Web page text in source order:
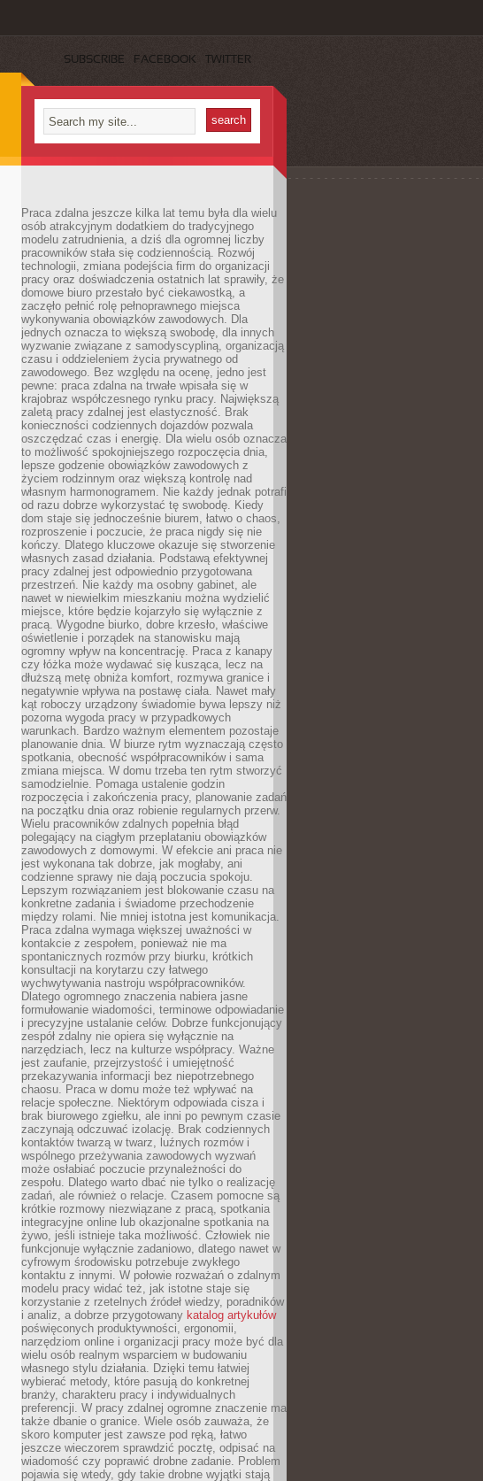
SUBSCRIBE FACEBOOK TWITTER
Praca zdalna jeszcze kilka lat temu była dla wielu
osób atrakcyjnym dodatkiem do tradycyjnego
modelu zatrudnienia, a dziś dla ogromnej liczby
pracowników stała się codziennością. Rozwój
technologii, zmiana podejścia firm do organizacji
pracy oraz doświadczenia ostatnich lat sprawiły, że
domowe biuro przestało być ciekawostką, a
zaczęło pełnić rolę pełnoprawnego miejsca
wykonywania obowiązków zawodowych. Dla
jednych oznacza to większą swobodę, dla innych
wyzwanie związane z samodyscypliną, organizacją
czasu i oddzieleniem życia prywatnego od
zawodowego. Bez względu na ocenę, jedno jest
pewne: praca zdalna na trwałe wpisała się w
krajobraz współczesnego rynku pracy. Największą
zaletą pracy zdalnej jest elastyczność. Brak
konieczności codziennych dojazdów pozwala
oszczędzać czas i energię. Dla wielu osób oznacza
to możliwość spokojniejszego rozpoczęcia dnia,
lepsze godzenie obowiązków zawodowych z
życiem rodzinnym oraz większą kontrolę nad
własnym harmonogramem. Nie każdy jednak potrafi
od razu dobrze wykorzystać tę swobodę. Kiedy
dom staje się jednocześnie biurem, łatwo o chaos,
rozproszenie i poczucie, że praca nigdy się nie
kończy. Dlatego kluczowe okazuje się stworzenie
własnych zasad działania. Podstawą efektywnej
pracy zdalnej jest odpowiednio przygotowana
przestrzeń. Nie każdy ma osobny gabinet, ale
nawet w niewielkim mieszkaniu można wydzielić
miejsce, które będzie kojarzyło się wyłącznie z
pracą. Wygodne biurko, dobre krzesło, właściwe
oświetlenie i porządek na stanowisku mają
ogromny wpływ na koncentrację. Praca z kanapy
czy łóżka może wydawać się kusząca, lecz na
dłuższą metę obniża komfort, rozmywa granice i
negatywnie wpływa na postawę ciała. Nawet mały
kąt roboczy urządzony świadomie bywa lepszy niż
pozorna wygoda pracy w przypadkowych
warunkach. Bardzo ważnym elementem pozostaje
planowanie dnia. W biurze rytm wyznaczają często
spotkania, obecność współpracowników i sama
zmiana miejsca. W domu trzeba ten rytm stworzyć
samodzielnie. Pomaga ustalenie godzin
rozpoczęcia i zakończenia pracy, planowanie zadań
na początku dnia oraz robienie regularnych przerw.
Wielu pracowników zdalnych popełnia błąd
polegający na ciągłym przeplataniu obowiązków
zawodowych z domowymi. W efekcie ani praca nie
jest wykonana tak dobrze, jak mogłaby, ani
codzienne sprawy nie dają poczucia spokoju.
Lepszym rozwiązaniem jest blokowanie czasu na
konkretne zadania i świadome przechodzenie
między rolami. Nie mniej istotna jest komunikacja.
Praca zdalna wymaga większej uważności w
kontakcie z zespołem, ponieważ nie ma
spontanicznych rozmów przy biurku, krótkich
konsultacji na korytarzu czy łatwego
wychwytywania nastroju współpracowników.
Dlatego ogromnego znaczenia nabiera jasne
formułowanie wiadomości, terminowe odpowiadanie
i precyzyjne ustalanie celów. Dobrze funkcjonujący
zespół zdalny nie opiera się wyłącznie na
narzędziach, lecz na kulturze współpracy. Ważne
jest zaufanie, przejrzystość i umiejętność
przekazywania informacji bez niepotrzebnego
chaosu. Praca w domu może też wpływać na
relacje społeczne. Niektórym odpowiada cisza i
brak biurowego zgiełku, ale inni po pewnym czasie
zaczynają odczuwać izolację. Brak codziennych
kontaktów twarzą w twarz, luźnych rozmów i
wspólnego przeżywania zawodowych wyzwań
może osłabiać poczucie przynależności do
zespołu. Dlatego warto dbać nie tylko o realizację
zadań, ale również o relacje. Czasem pomocne są
krótkie rozmowy niezwiązane z pracą, spotkania
integracyjne online lub okazjonalne spotkania na
żywo, jeśli istnieje taka możliwość. Człowiek nie
funkcjonuje wyłącznie zadaniowo, dlatego nawet w
cyfrowym środowisku potrzebuje zwykłego
kontaktu z innymi. W połowie rozważań o zdalnym
modelu pracy widać też, jak istotne staje się
korzystanie z rzetelnych źródeł wiedzy, poradników
i analiz, a dobrze przygotowany katalog artykułów
poświęconych produktywności, ergonomii,
narzędziom online i organizacji pracy może być dla
wielu osób realnym wsparciem w budowaniu
własnego stylu działania. Dzięki temu łatwiej
wybierać metody, które pasują do konkretnej
branży, charakteru pracy i indywidualnych
preferencji. W pracy zdalnej ogromne znaczenie ma
także dbanie o granice. Wiele osób zauważa, że
skoro komputer jest zawsze pod ręką, łatwo
jeszcze wieczorem sprawdzić pocztę, odpisać na
wiadomość czy poprawić drobne zadanie. Problem
pojawia się wtedy, gdy takie drobne wyjątki stają